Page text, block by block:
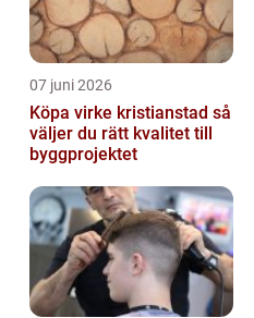
07 juni 2026
Köpa virke kristianstad så
väljer du rätt kvalitet till
byggprojektet